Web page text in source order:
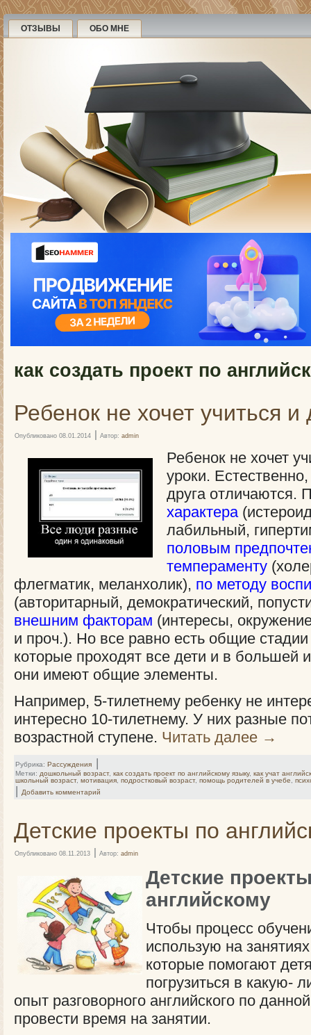
ОТЗЫВЫ ОБО МНЕ
как создать проект по
Ребенок не хочет учиться и
Опубликовано 08.01.2014 | Автор: admin
Ребенок не хочет
уроки.
друга отличаются.
характера
лабильный,
половым
темпераменту
флегматик, меланхолик), по методу
(авторитарный, демократический,
внешним факторам (интересы,
и проч.). Но все равно есть общие стадии
которые проходят все дети и в большей
они имеют общие элементы.
Например, 5-тилетнему ребенку не
интересно 10-тилетнему. У них разные
возрастной ступене. Читать далее →
Рубрика: Рассуждения |
Метки: дошкольный возраст, как создать проект по английскому языку, как учат
школьный возраст, мотивация подростковый возраст, помощь родителей в учебе
| Добавить комментарий
Детские проекты по
Опубликовано 08.11.2013 | Автор: admin
Детские
английскому
Чтобы процесс
использую на
которые помогают
погрузиться в какую-
опыт разговорного английского по
провести время на занятии.